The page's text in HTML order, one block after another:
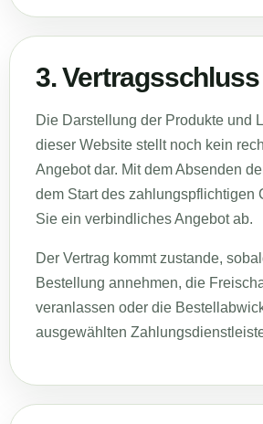
3. Vertragsschluss
Die Darstellung der Produkte und
dieser Website stellt noch kein
Angebot dar. Mit dem Absenden
dem Start des zahlungspflichtigen
Sie ein verbindliches Angebot ab.
Der Vertrag kommt zustande,
Bestellung annehmen, die
veranlassen oder die
ausgewählten